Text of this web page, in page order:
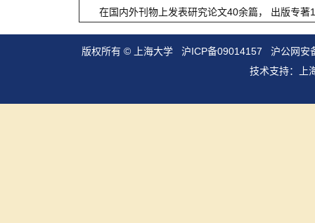
在国内外刊物上发表研究论文40余篇， 出版专
版权所有 ©上海大学 沪ICP备09014157
沪公网安
技术支持：